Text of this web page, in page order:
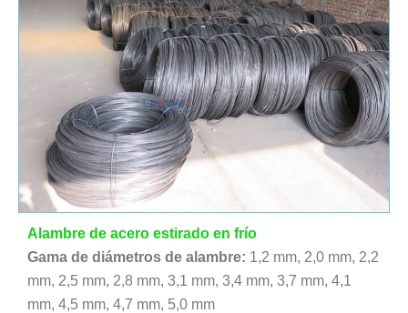
Alambre de acero estirado en frío
Gama de diámetros de alambre: 1,2 mm, 2,0 mm, 2,2
mm, 2,5 mm, 2,8 mm, 3,1 mm, 3,4 mm, 3,7 mm, 4,1
mm, 4,5 mm, 4,7 mm, 5,0 mm